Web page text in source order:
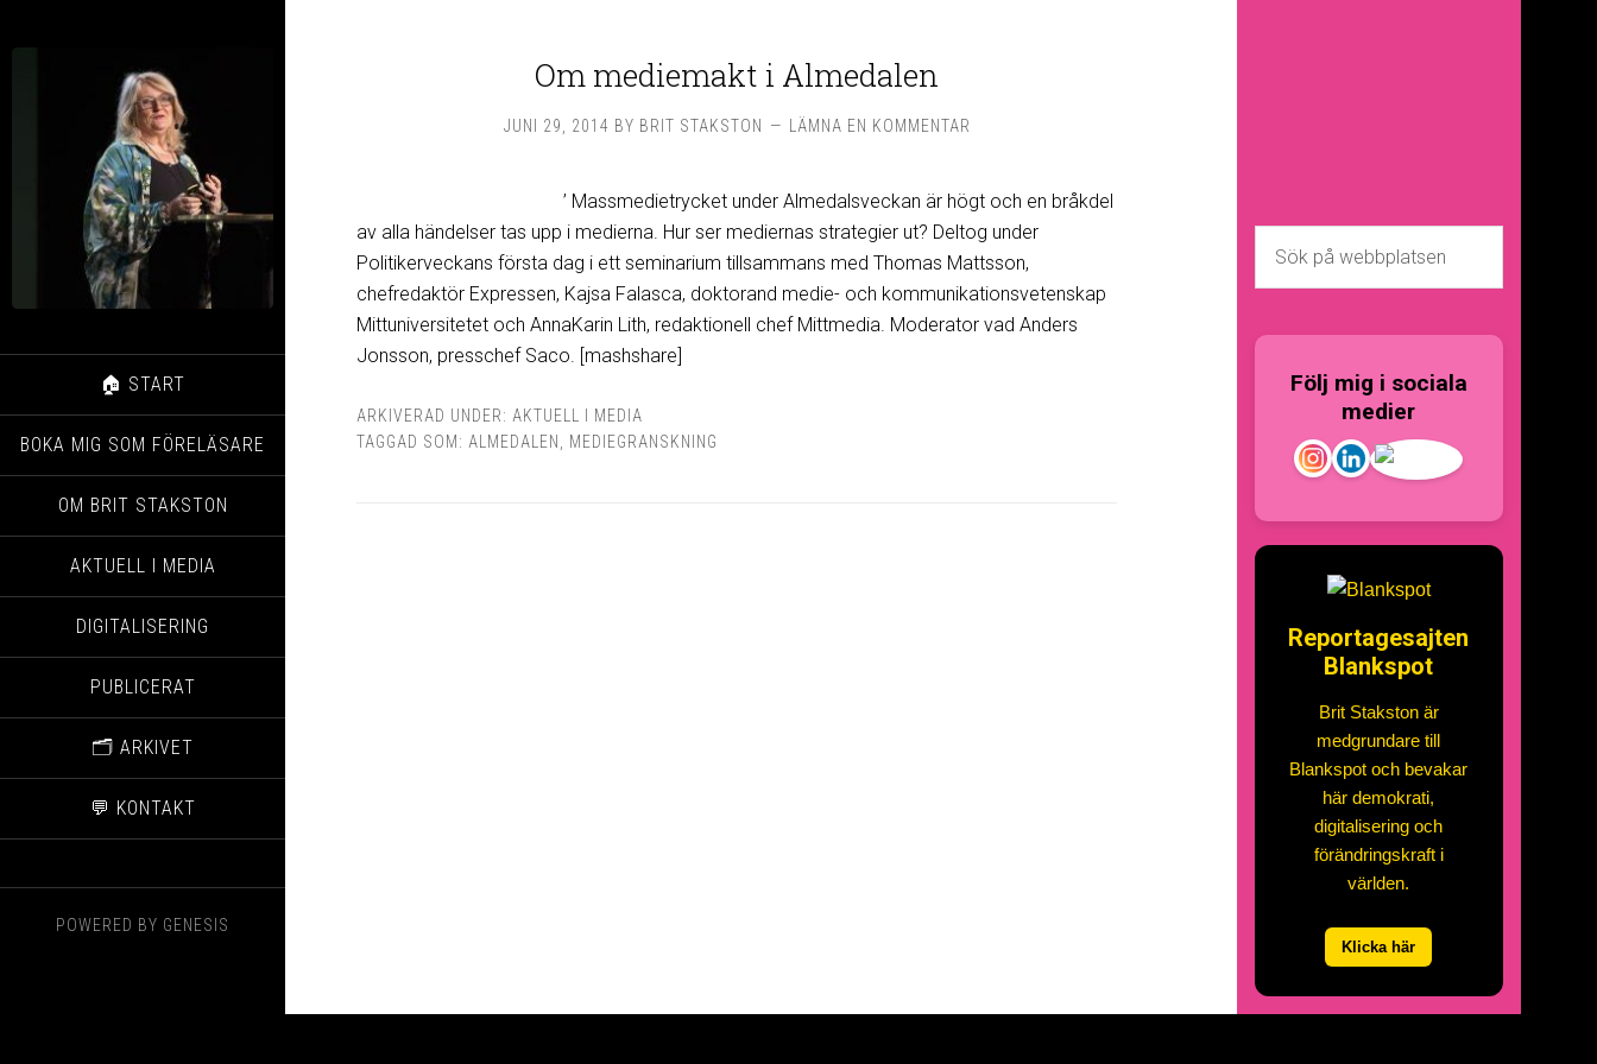
🏠 START
BOKA MIG SOM FÖRELÄSARE
OM BRIT STAKSTON
AKTUELL I MEDIA
DIGITALISERING
PUBLICERAT
🗂️ ARKIVET
💬 KONTAKT
POWERED BY GENESIS
Om mediemakt i Almedalen
JUNI 29, 2014 BY BRIT STAKSTON LÄMNA EN KOMMENTAR
’ Massmedietrycket under Almedalsveckan är högt och en bråkdel
av alla händelser tas upp i medierna. Hur ser mediernas strategier ut? Deltog under
Politikerveckans första dag i ett seminarium tillsammans med Thomas Mattsson,
chefredaktör Expressen, Kajsa Falasca, doktorand medie- och kommunikationsvetenskap
Mittuniversitetet och AnnaKarin Lith, redaktionell chef Mittmedia. Moderator vad Anders
Jonsson, presschef Saco. [mashshare]
ARKIVERAD UNDER: AKTUELL I MEDIA
TAGGAD SOM: ALMEDALEN MEDIEGRANSKNING
Följ mig i sociala
medier
Reportagesajten
Blankspot
Brit Stakston är
medgrundare till
Blankspot och bevakar
här demokrati,
digitalisering och
förändringskraft i
världen.
Klicka här